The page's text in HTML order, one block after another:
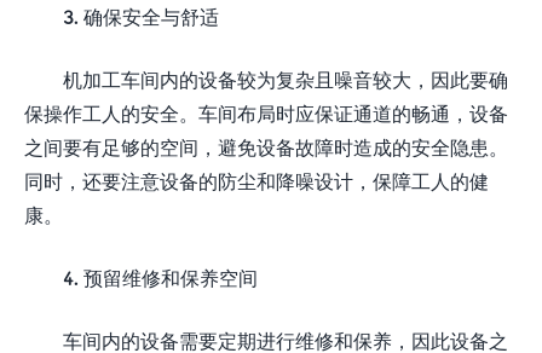
3. 确保安全与舒适
机加工车间内的设备较为复杂且噪音较大，因此要确
保操作工人的安全。车间布局时应保证通道的畅通，设备
之间要有足够的空间，避免设备故障时造成的安全隐患。
同时，还要注意设备的防尘和降噪设计，保障工人的健
康。
4. 预留维修和保养空间
车间内的设备需要定期进行维修和保养，因此设备之